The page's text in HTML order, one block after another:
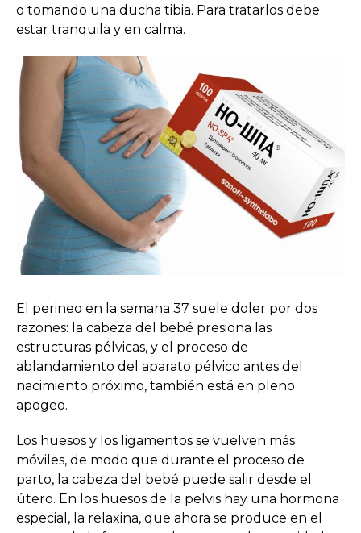
o tomando una ducha tibia. Para tratarlos debe
estar tranquila y en calma.
El perineo en la semana 37 suele doler por dos
razones: la cabeza del bebé presiona las
estructuras pélvicas, y el proceso de
ablandamiento del aparato pélvico antes del
nacimiento próximo, también está en pleno
apogeo.
Los huesos y los ligamentos se vuelven más
móviles, de modo que durante el proceso de
parto, la cabeza del bebé puede salir desde el
útero. En los huesos de la pelvis hay una hormona
especial, la relaxina, que ahora se produce en el